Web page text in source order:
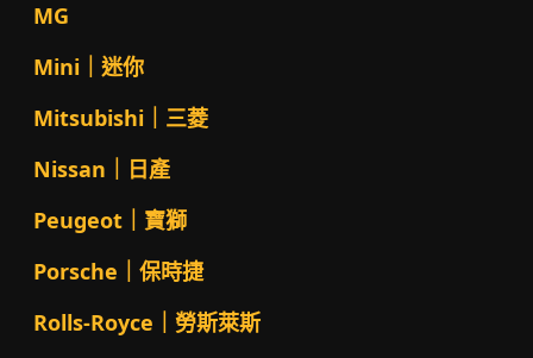
MG
Mini｜迷你
Mitsubishi｜三菱
Nissan｜日產
Peugeot｜寶獅
Porsche｜保時捷
Rolls-Royce｜勞斯萊斯